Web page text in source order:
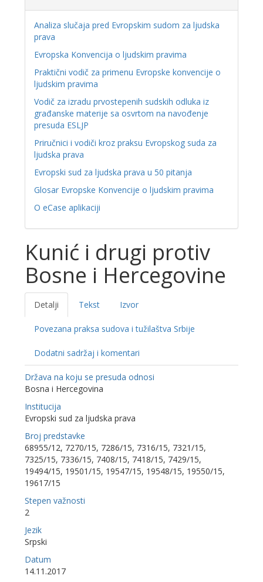
Analiza slučaja pred Evropskim sudom za ljudska
prava
Evropska Konvencija o ljudskim pravima
Praktični vodič za primenu Evropske konvencije o
ljudskim pravima
Vodič za izradu prvostepenih sudskih odluka iz
građanske materije sa osvrtom na navođenje
presuda ESLJP
Priručnici i vodiči kroz praksu Evropskog suda za
ljudska prava
Evropski sud za ljudska prava u 50 pitanja
Glosar Evropske Konvencije o ljudskim pravima
O eCase aplikaciji
Kunić i drugi protiv
Bosne i Hercegovine
Detalji Tekst Izvor
Povezana praksa sudova i tužilaštva Srbije
Dodatni sadržaj i komentari
Država na koju se presuda odnosi
Bosna i Hercegovina
Institucija
Evropski sud za ljudska prava
Broj predstavke
68955/12, 7270/15, 7286/15, 7316/15, 7321/15,
7325/15, 7336/15, 7408/15, 7418/15, 7429/15,
19494/15, 19501/15, 19547/15, 19548/15, 19550/15,
19617/15
Stepen važnosti
2
Jezik
Srpski
Datum
14.11.2017